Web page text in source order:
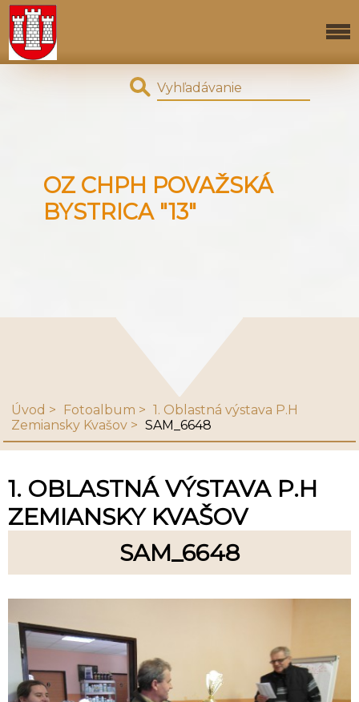
OZ CHPH POVAŽSKÁ
BYSTRICA "13"
Úvod Fotoalbum
1. Oblastná výstava P.H
Zemiansky Kvašov
SAM_6648
1. OBLASTNÁ VÝSTAVA P.H
ZEMIANSKY KVAŠOV
SAM_6648